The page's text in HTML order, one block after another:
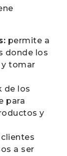
permite a
donde los
y tomar
de los
para
y
a ser